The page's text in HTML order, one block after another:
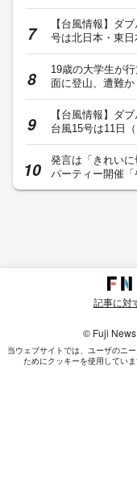
【台風情報】ダ
号は北日本・東
19歳の大学生が
面に登山、遭難
【台風情報】ダ
台風15号は11日
発言は「きれい
パーティー開催
記事に対
© Fuji
当ウェブサイトでは、ユーザのニ
ためにクッキーを使⽤していま